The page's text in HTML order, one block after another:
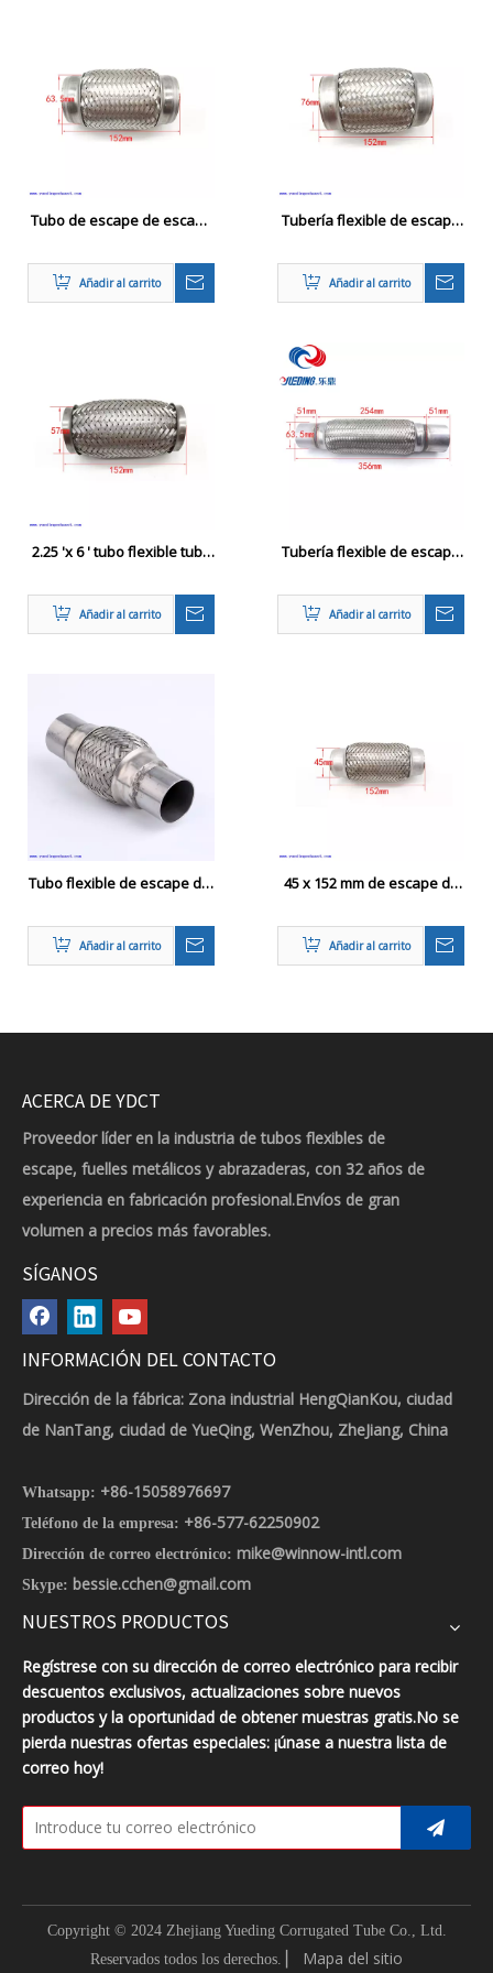
Tubo de escape de escape
automóvil Tubo de
reparación de juntas
flexibles de soldadura
Añadir al carrito
Tubería flexible de escape
doble tren flexible
universal duradero
Añadir al carrito
2.25 'x 6 ' tubo flexible tubo
inoxidable de servicio
pesado personalizado con
enclavamiento
Añadir al carrito
Tubería flexible de escape
flexible corrugada de acero
inoxidable universal con
pezón
Añadir al carrito
Tubo flexible de escape del
extensión
Añadir al carrito
45 x 152 mm de escape de
de acero inoxidable
conector flexible de trenza
doble
Añadir al carrito
ACERCA DE YDCT
Proveedor líder en la industria de tubos flexibles de
escape, fuelles metálicos y abrazaderas, con 32 años de
experiencia en fabricación profesional.Envíos de gran
volumen a precios más favorables.
SÍGANOS
INFORMACIÓN DEL CONTACTO
Dirección de la fábrica: Zona industrial HengQianKou, ciudad
de NanTang, ciudad de YueQing, WenZhou, ZheJiang, China
Whatsapp: +86-15058976697
Teléfono de la empresa: +86-577-62250902
Dirección de correo electrónico: mike@winnow-intl.com
Skype: bessie.cchen@gmail.com
NUESTROS PRODUCTOS
Regístrese con su dirección de correo electrónico para recibir
descuentos exclusivos, actualizaciones sobre nuevos
productos y la oportunidad de obtener muestras gratis.No se
pierda nuestras ofertas especiales: ¡únase a nuestra lista de
correo hoy!
Copyright © 2024 Zhejiang Yueding Corrugated Tube Co., Ltd.
Reservados todos los derechos.
Mapa del sitio